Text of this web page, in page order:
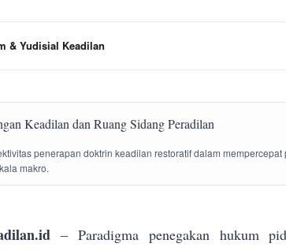
& Yudisial Keadilan
penerapan doktrin keadilan restoratif dalam
makro.
– Paradigma penegakan hukum